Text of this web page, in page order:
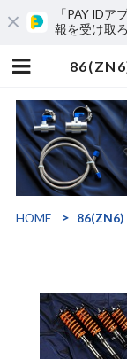
「PAY ID
報を受け取
HOME 86(ZN6)